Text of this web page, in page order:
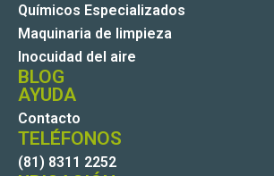
Químicos Especializados
Maquinaria de limpieza
Inocuidad del aire
BLOG
AYUDA
Contacto
TELÉFONOS
(81) 8311 2252